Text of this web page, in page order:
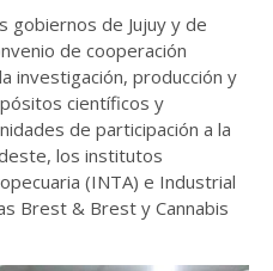
gobiernos de Jujuy y de
de cooperación
investigación, producción y
científicos y
de participación a la
los institutos
(INTA) e Industrial
Brest & Brest y Cannabis